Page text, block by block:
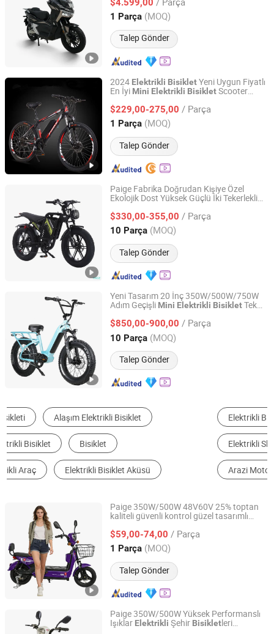
ElektrikliBisiklet
Bisiklet
E-Bisiklet
$4.599,00
1 Parça (MOQ)
Talep Gönder
Jiangsu, China Fiyat 2024
2024 Elektrikli BisikletYeni Uygun Fiyatlı
En İyi Mini Elektrikli BisikletScooter
$229,00-275,00 / Parça
1 Parça (MOQ)
Talep Gönder
Hainan Daruixin Import and Export Trade Co., Ltd
Hainan, China Fiyat 2024
Paige Fabrika Doğrudan Kişiye Özel
Ekolojik Dost Yüksek Güçlü İki Tekerlekli
500W 800W 48VMiniElektrikli
$330,00-355,00 / Parça
10 Parça (MOQ)
Talep Gönder
Qingdao Pusen Technology Co., Ltd.
Shandong, China Fiyat 2019
Yeni Tasarım 20 İnç 350W/500W/750W
Adım Geçişli Mini Elektrikli BisikletTek
$850,00-900,00 / Parça
10 Parça (MOQ)
Talep Gönder
Changzhou Merry Ebike Co., Ltd.
Jiangsu, China Fiyat 2022
Elektrikli Bisiklet
Elektrikli Skuter Elektrikli Motosiklet
Arazi Motosikleti Motosiklet
Paige 350W/500W 48V60V 25% toptan
kaliteli güvenli kontrol güzel tasarımlı
bisikletminielektrikliaraç elektro EV
motoru
$59,00-74,00 / Parça
1 Parça (MOQ)
Talep Gönder
Qingdao Pusen Technology Co., Ltd.
Shandong, China Fiyat 2019
Paige 350W/500W Yüksek Performanslı
Işıklar Elektrikli Şehir Bisikletleri
Qingdao Pusen Technology Co., Ltd.